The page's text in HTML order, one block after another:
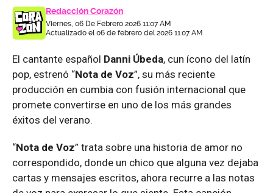
Redacción Corazón
Viernes, 06 De Febrero 2026 11:07 AM
Actualizado el 06 de febrero del 2026 11:07 AM
El cantante español Danni Úbeda, cun ícono del latín
pop, estrenó “Nota de Voz”, su más reciente
producción en cumbia con fusión internacional que
promete convertirse en uno de los más grandes
éxitos del verano.
“Nota de Voz” trata sobre una historia de amor no
correspondido, donde un chico que alguna vez dejaba
cartas y mensajes escritos, ahora recurre a las notas